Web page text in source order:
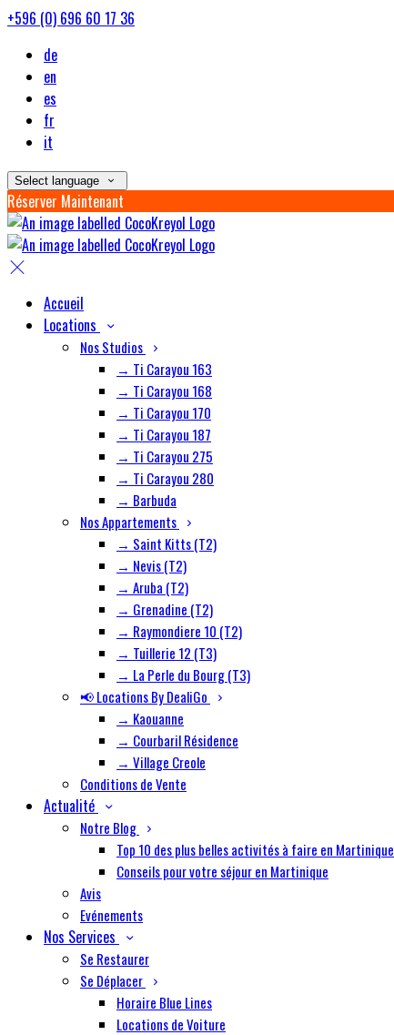
+596 (0) 696 60 17 36
de
en
es
fr
it
Select language
Réserver Maintenant
Accueil
Locations
Nos Studios
→ Ti Carayou 163
→ Ti Carayou 168
→ Ti Carayou 170
→ Ti Carayou 187
→ Ti Carayou 275
→ Ti Carayou 280
→ Barbuda
Nos Appartements
→ Saint Kitts (T2)
→ Nevis (T2)
→ Aruba (T2)
→ Grenadine (T2)
→ Raymondiere 10 (T2)
→ Tuillerie 12 (T3)
→ La Perle du Bourg (T3)
📢 Locations By DealiGo
→ Kaouanne
→ Courbaril Résidence
→ Village Creole
Conditions de Vente
Actualité
Notre Blog
Top 10 des plus belles activités à faire en Martinique
Conseils pour votre séjour en Martinique
Avis
Evénements
Nos Services
Se Restaurer
Se Déplacer
Horaire Blue Lines
Locations de Voiture